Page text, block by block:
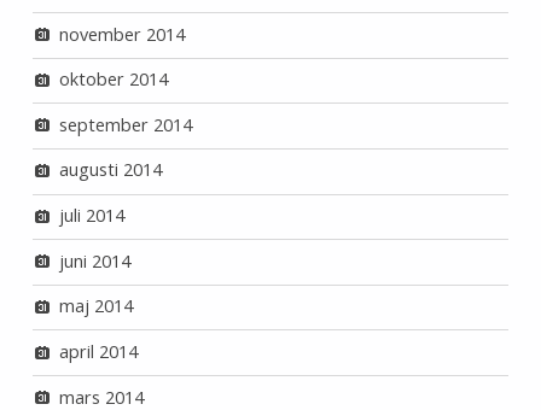
november 2014
oktober 2014
september 2014
augusti 2014
juli 2014
juni 2014
maj 2014
april 2014
mars 2014